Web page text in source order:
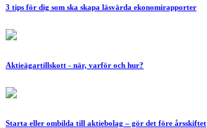
3 tips för dig som ska skapa läsvärda ekonomirapporter
Aktieägartillskott - när, varför och hur?
Starta eller ombilda till aktiebolag – gör det före årsskiftet